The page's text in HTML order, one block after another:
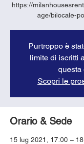
https://
age/bilocale-
Purtroppo è
limite di iscritti
questa
Scopri le
Orario & Sede
15 lug 2021, 17:00 –